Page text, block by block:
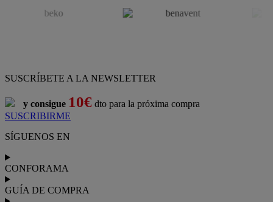
SUSCRÍBETE A LA NEWSLETTER
y consigue 10€ dto para la próxima compra
SUSCRIBIRME
SÍGUENOS EN
CONFORAMA
GUÍA DE COMPRA